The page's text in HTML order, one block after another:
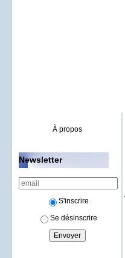
À propos
Newsletter
S'inscrire
Se désinscrire